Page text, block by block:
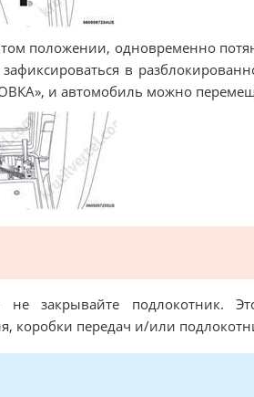
положении, одновременно
в
и автомобиль можно
не закрывайте подлокотник.
коробки передач и/или